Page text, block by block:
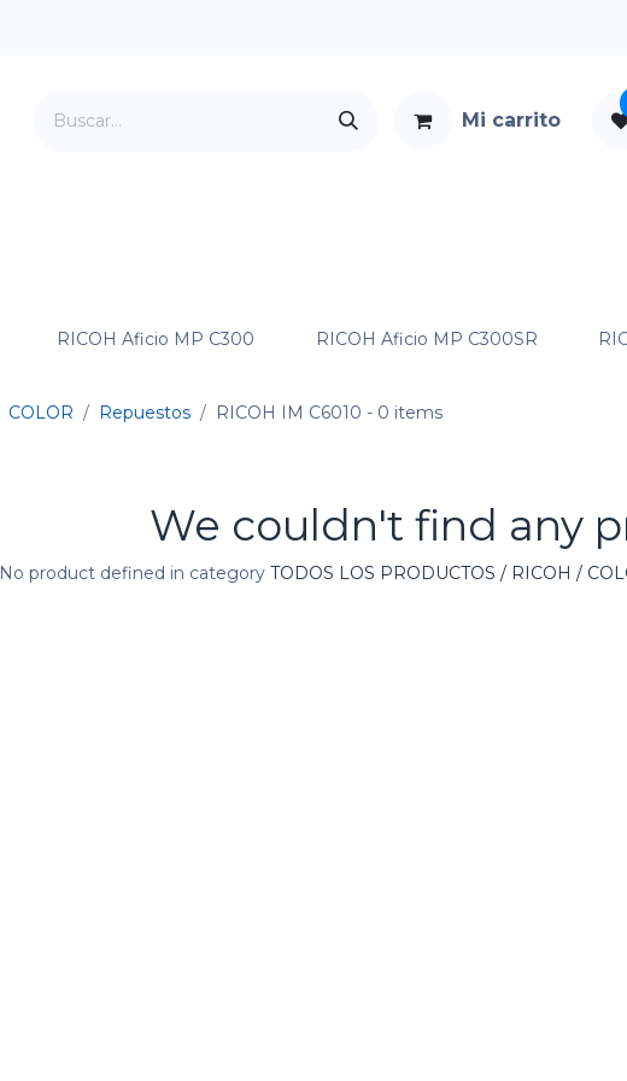
Mi carrito
RICOH Aficio MP C300 RICOH Aficio MP C300SR
COLOR Repuestos RICOH IM C6010 - 0 items
We couldn't find any
No product defined in categoryTODOS LOS PRODUCTOS / RICOH /